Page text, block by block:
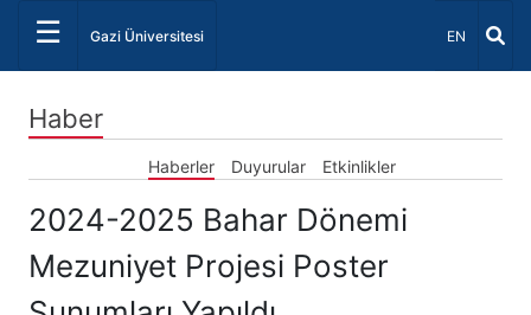
☰ Gazi Üniversitesi Dil Seçiniz
EN
Haber
Haberler Duyurular Etkinlikler
2024-2025 Bahar Dönemi
Mezuniyet Projesi Poster